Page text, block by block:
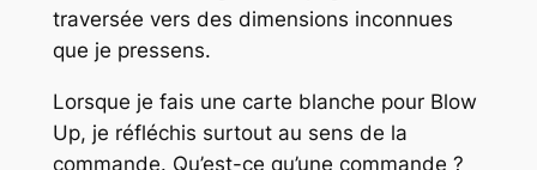
traversée vers des dimensions inconnues
que je pressens.
Lorsque je fais une carte blanche pour Blow
Up, je réfléchis surtout au sens de la
commande. Qu’est-ce qu’une commande ?